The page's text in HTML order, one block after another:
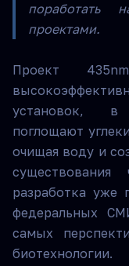
поработать
проектами.
Проект
установок, в
поглощают
очищая воду и
разработка уже
федеральных
самых
биотехнологии.